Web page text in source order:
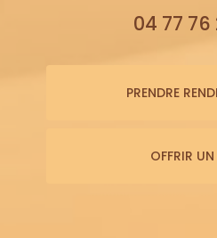
04 77 76
PRENDRE
OFFRIR